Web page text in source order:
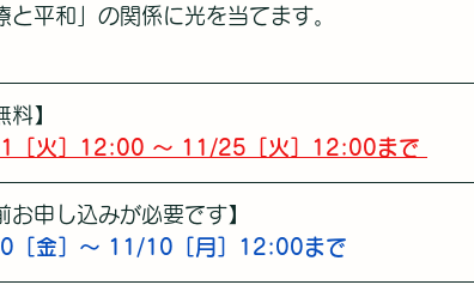
平和」の関係に光を当てます。
料】
火］12:00 ～ 11/25［火］12:00まで
お申し込みが必要です】
金］～ 11/10［月］12:00まで